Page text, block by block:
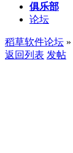
俱乐部
论坛
稻草软件论坛 »
返回列表 发帖